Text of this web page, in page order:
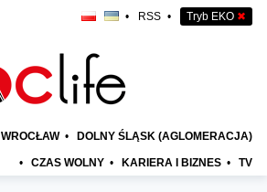
• RSS • Tryb EKO ✖
WROCŁAW • DOLNY ŚLĄSK (AGLOMERACJA)
• CZAS WOLNY • KARIERA I BIZNES • TV